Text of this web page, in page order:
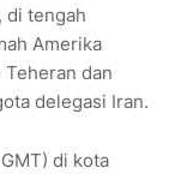
di tengah
Amerika
dan
delegasi Iran.
di kota